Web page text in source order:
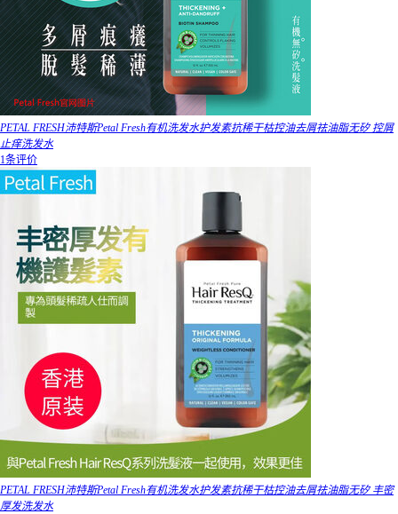
PETAL FRESH沛特斯Petal Fresh有机洗发水护发素抗稀干枯控油去屑祛油脂无矽 控屑
止痒洗发水
1条评价
PETAL FRESH沛特斯Petal Fresh有机洗发水护发素抗稀干枯控油去屑祛油脂无矽 丰密
厚发洗发水